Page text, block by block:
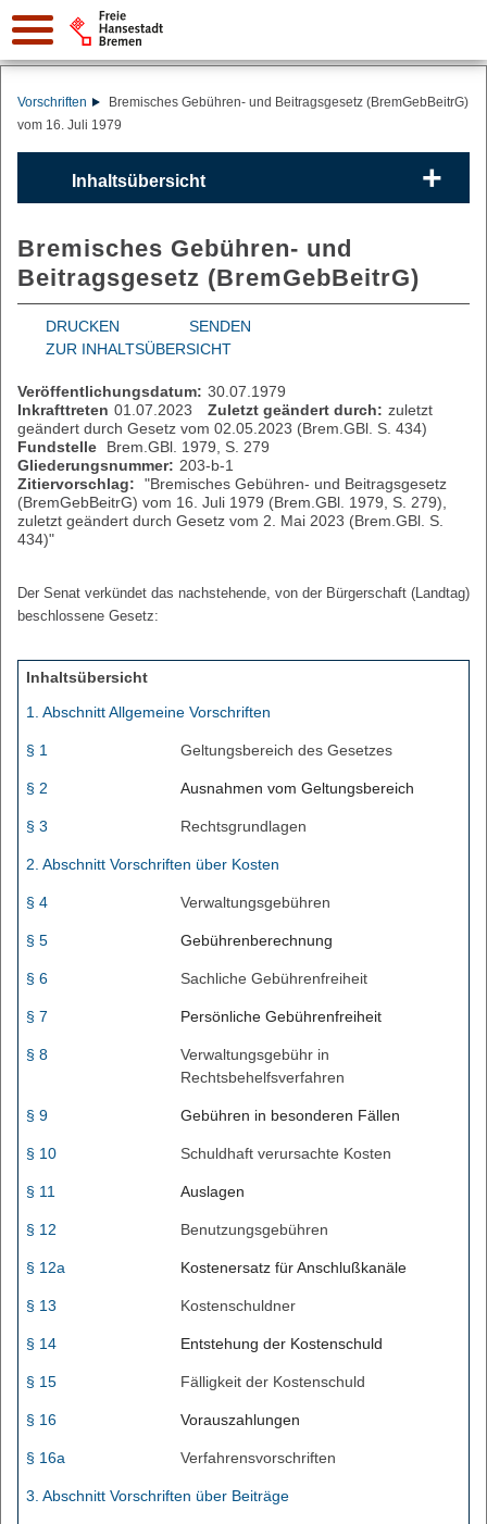
Vorschriften
Bremisches Gebühren- und Beitragsgesetz (BremGebBeitrG)
vom 16. Juli 1979
Inhaltsübersicht
Bremisches Gebühren- und
Beitragsgesetz (BremGebBeitrG)
DRUCKEN
SENDEN
ZUR INHALTSÜBERSICHT
Veröffentlichungsdatum: 30.07.1979
Inkrafttreten 01.07.2023 Zuletzt geändert durch: zuletzt
geändert durch Gesetz vom 02.05.2023 (Brem.GBl. S. 434)
Fundstelle
Brem.GBl. 1979, S. 279
Gliederungsnummer: 203-b-1
Zitiervorschlag:
"Bremisches Gebühren- und Beitragsgesetz
(BremGebBeitrG) vom 16. Juli 1979 (Brem.GBl. 1979, S. 279),
zuletzt geändert durch Gesetz vom 2. Mai 2023 (Brem.GBl. S.
434)"
Der Senat verkündet das nachstehende, von der Bürgerschaft (Landtag)
beschlossene Gesetz:
Inhaltsübersicht
1. Abschnitt Allgemeine Vorschriften
§ 1 Geltungsbereich des Gesetzes
§ 2 Ausnahmen vom Geltungsbereich
§ 3 Rechtsgrundlagen
2. Abschnitt Vorschriften über Kosten
§ 4 Verwaltungsgebühren
§ 5 Gebührenberechnung
§ 6 Sachliche Gebührenfreiheit
§ 7 Persönliche Gebührenfreiheit
§ 8
Verwaltungsgebühr in
Rechtsbehelfsverfahren
§ 9 Gebühren in besonderen Fällen
§ 10 Schuldhaft verursachte Kosten
§ 11 Auslagen
§ 12 Benutzungsgebühren
§ 12a Kostenersatz für Anschlußkanäle
§ 13 Kostenschuldner
§ 14 Entstehung der Kostenschuld
§ 15 Fälligkeit der Kostenschuld
§ 16 Vorauszahlungen
§ 16a Verfahrensvorschriften
3. Abschnitt Vorschriften über Beiträge